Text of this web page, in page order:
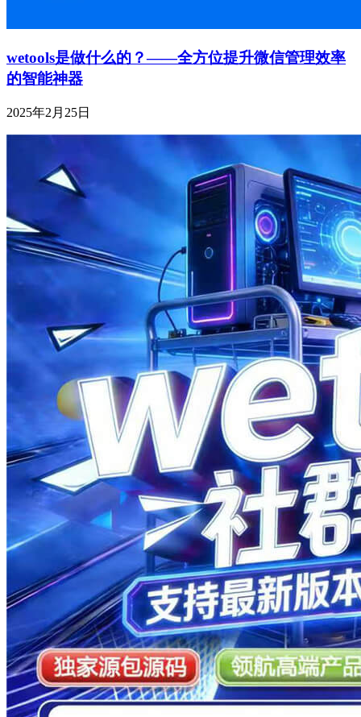
wetools是做什么的？——全方位提升微信管理效率
的智能神器
2025年2月25日